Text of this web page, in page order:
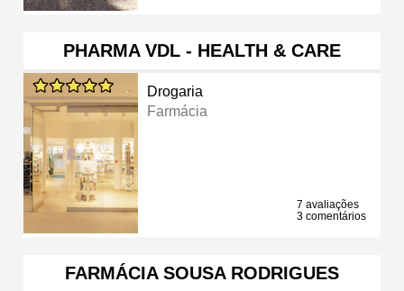
PHARMA VDL - HEALTH & CARE
Drogaria
Farmácia
7 avaliações
3 comentários
FARMÁCIA SOUSA RODRIGUES